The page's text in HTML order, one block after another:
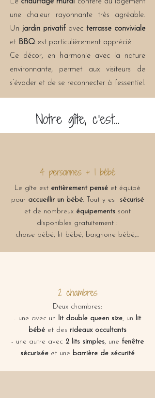
une chaleur rayonnante très agréable.
Un jardin privatifavec terrasse conviviale
et BBQ est particulièrement apprécié.
Ce décor, en harmonie avec la nature
environnante, permet aux visiteurs de
s’évader et de se reconnecter à l’essentiel.
Notre gîte, c'est...
4 personnes + 1 bébé
Le gîte est entièrement pensé et équipé
pour accueillir un bébé. Tout y est sécurisé
et de nombreux équipementssont
disponibles gratuitement :
chaise bébé, lit bébé, baignoire bébé,...
2 chambres
Deux chambres:
- une avec un lit double queen size, un lit
bébéet des rideaux occultants
- une autre avec 2 lits simples, une fenêtre
sécuriséeet une barrière de sécurité